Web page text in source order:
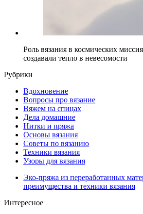
Роль вязания в космических
создавали тепло в невесомости
Рубрики
Вдохновение
Вопросы про вязание
Вяжем на спицах
Дела домашние
Нитки и пряжа
Основы вязания
Советы по вязанию
Техники вязания
Узоры для вязания
Эко-пряжа из переработанных
преимущества и техники вязания
Интересное